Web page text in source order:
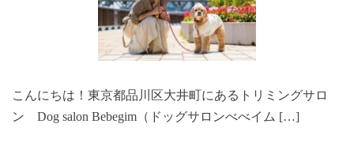
こんにちは！東京都品川区大井町にあるトリミングサロ
ン Dog salon Bebegim（ドッグサロンべべイム […]